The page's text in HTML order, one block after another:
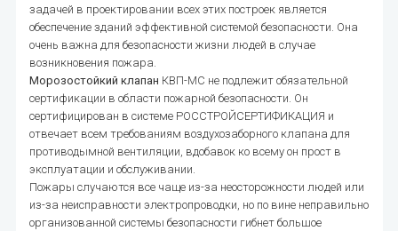
задачей в проектировании всех этих построек является
обеспечение зданий эффективной системой безопасности. Она
очень важна для безопасности жизни людей в случае
возникновения пожара.
Морозостойкий клапан КВП-МС не подлежит обязательной
сертификации в области пожарной безопасности. Он
сертифицирован в системе РОССТРОЙСЕРТИФИКАЦИЯ и
отвечает всем требованиям воздухозаборного клапана для
противодымной вентиляции, вдобавок ко всему он прост в
эксплуатации и обслуживании.
Пожары случаются все чаще из-за неосторожности людей или
из-за неисправности электропроводки, но по вине неправильно
организованной системы безопасности гибнет большое